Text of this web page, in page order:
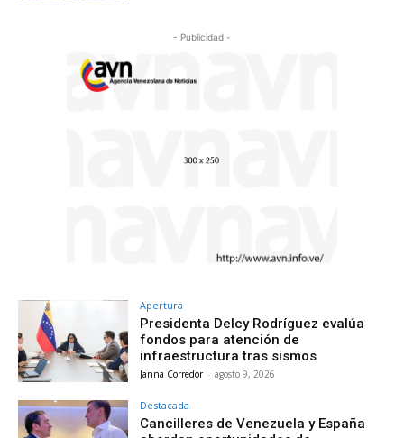
- Publicidad -
Apertura
Presidenta Delcy Rodríguez evalúa
fondos para atención de
infraestructura tras sismos
Janna Corredor - agosto 9, 2026
Destacada
Cancilleres de Venezuela y España